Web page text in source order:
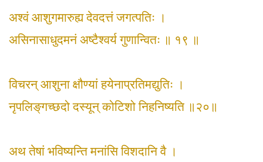
अश्वं आशुगमारुह्य देवदत्तं जगत्पतिः ।
असिनासाधुदमनं अष्टैश्वर्य गुणान्वितः ॥ १९ ॥
विचरन् आशुना क्षौण्यां हयेनाप्रतिमद्युतिः ।
नृपलिङ्‌गच्छदो दस्यून् कोटिशो निहनिष्यति ॥२०॥
अथ तेषां भविष्यन्ति मनांसि विशदानि वै ।